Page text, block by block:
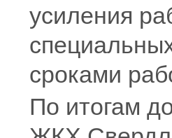
усиления
сроками
По итогам